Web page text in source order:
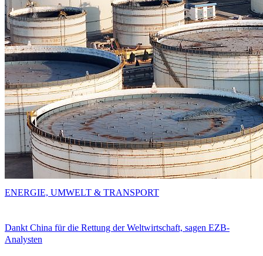
Dankt China für die Rettung der Weltwirtschaft, sagen EZB-
Analysten
ENERGIE, UMWELT & TRANSPORT